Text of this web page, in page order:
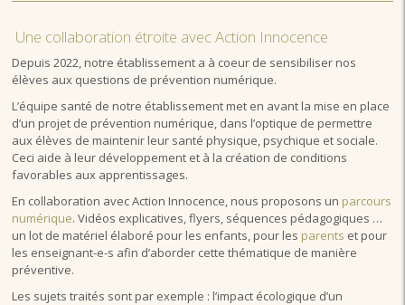
Une collaboration étroite avec Action Innocence
Depuis 2022, notre établissement a à coeur de sensibiliser nos
élèves aux questions de prévention numérique.
L’équipe santé de notre établissement met en avant la mise en place
d’un projet de prévention numérique, dans l’optique de permettre
aux élèves de maintenir leur santé physique, psychique et sociale.
Ceci aide à leur développement et à la création de conditions
favorables aux apprentissages.
En collaboration avec Action Innocence, nous proposons un parcours
numérique. Vidéos explicatives, flyers, séquences pédagogiques …
un lot de matériel élaboré pour les enfants, pour les parents et pour
les enseignant-e-s afin d’aborder cette thématique de manière
préventive.
Les sujets traités sont par exemple : l’impact écologique d’un